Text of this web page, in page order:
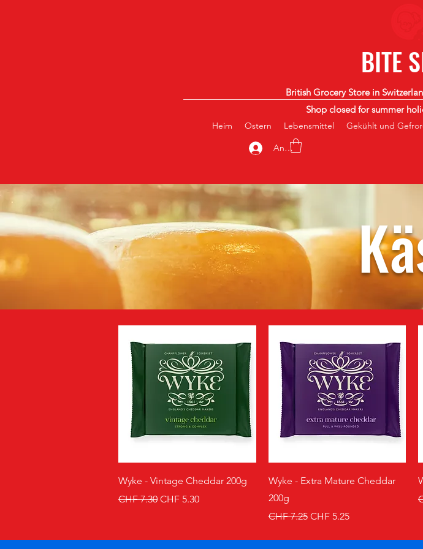
BITE
British Grocery Store in
Shop closed for summer
Heim Ostern Lebensmittel Gekühlt und
Anmelden
Schnellansicht
Wyke - Vintage Cheddar 200g
Standardpreis
CHF 7.30 Sale-Preis
CHF 5.30
Schnellansicht
Wyke - Extra Mature Cheddar
200g
Standardpreis
CHF 7.25 Sale-Preis
CHF 5.25